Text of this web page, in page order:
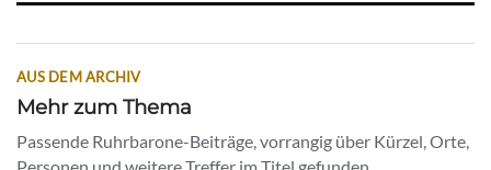
AUS DEM ARCHIV
Mehr zum Thema
Passende Ruhrbarone-Beiträge, vorrangig über Kürzel, Orte,